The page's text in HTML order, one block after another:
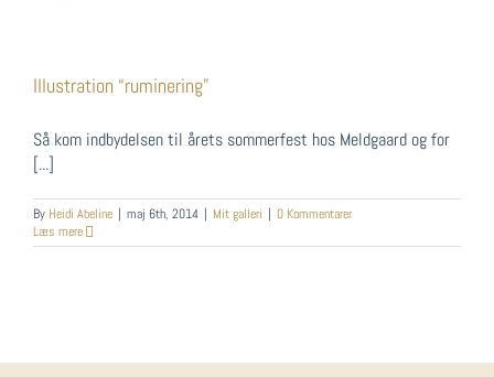
Illustration “ruminering”
Så kom indbydelsen til årets sommerfest hos Meldgaard og for
[...]
By Heidi Abeline | maj 6th, 2014 | Mit galleri | 0 Kommentarer
Læs mere